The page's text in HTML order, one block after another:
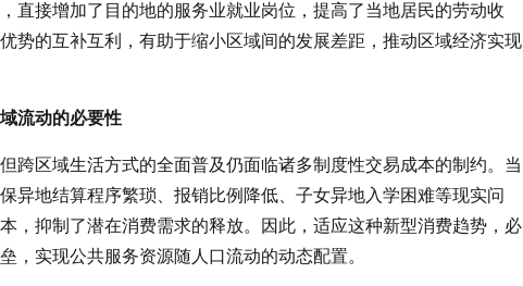
直接增加了目的地的服务业就业岗位，提高了当地居民的劳动收
势的互补互利，有助于缩小区域间的发展差距，推动区域经济实现
流动的必要性
跨区域生活方式的全面普及仍面临诸多制度性交易成本的制约。当
异地结算程序繁琐、报销比例降低、子女异地入学困难等现实问
，抑制了潜在消费需求的释放。因此，适应这种新型消费趋势，必
，实现公共服务资源随人口流动的动态配置。